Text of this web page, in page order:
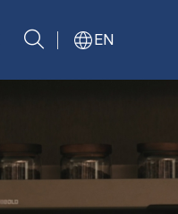
EN